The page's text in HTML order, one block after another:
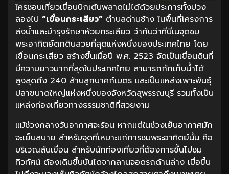
ใครชอบเที่ยวเขื่อนปักเต้นพลาดไม่ได้ด้วยประการทั้งปวง
ลองไป “เขื่อนกระเสียว” ตำบลด่านช้าง ในพื้นที่โครงการ
ส่งน้ำและบำรุงรักษาห้วยกระเสียว ว่ากันว่าที่นี่เนจุดชม
พระอาทิตย์ตกดินสวยที่สุดแห่งหนึ่งของประเทศไทย โดย
เขื่อนกระเสียว สร้างขึ้นเมื่อปี พ.ศ. 2523 จัดเป็นเขื่อนดินที่
มีความยาวมากที่สุดในประเทศไทย สามารถกักเก็บน้ำได้
สูงสุดถึง 240 ล้านลูกบาศก์เมตร และเป็นแหล่งเพาะพันธุ์
ปลาขนาดใหญ่แห่งหนึ่งของจังหวัดสุพรรณบุรี รวมทั้งเป็น
แหล่งท่องเที่ยวทางธรรมชาติที่สวยงาม
แม้ช่วงกลางวันอากาศจะร้อน หากแต่ในช่วงเย็นอากาศมัก
จะเย็นสบาย สำหรับจุดที่เหมาะแก่การชมพระอาทิตย์นั้น คือ
บริเวณสันเขื่อน สำหรับนักท่องเที่ยวที่ต้องการขึ้นไปชม
ทิวทัศน์ ต้องเดินขึ้นบันไดจากลานจอดรถด้านล่าง เมื่อขึ้น